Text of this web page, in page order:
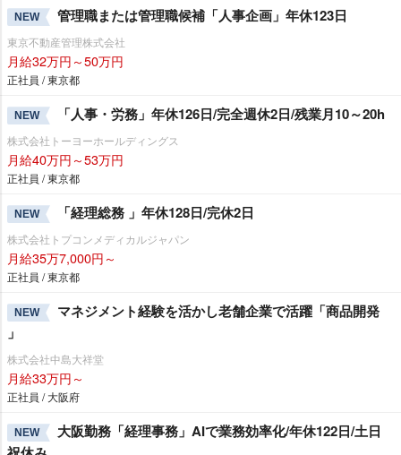
NEW 管理職または管理職候補「人事企画」年休123日
東京不動産管理株式会社
月給32万円～50万円
正社員 / 東京都
NEW 「人事・労務」年休126日/完全週休2日/残業月10～20h
株式会社トーヨーホールディングス
月給40万円～53万円
正社員 / 東京都
NEW 「経理総務 」年休128日/完休2日
株式会社トプコンメディカルジャパン
月給35万7,000円～
正社員 / 東京都
NEW
マネジメント経験を活かし老舗企業で活躍「商品開発
」
株式会社中島大祥堂
月給33万円～
正社員 / 大阪府
NEW
大阪勤務「経理事務」AIで業務効率化/年休122日/土日